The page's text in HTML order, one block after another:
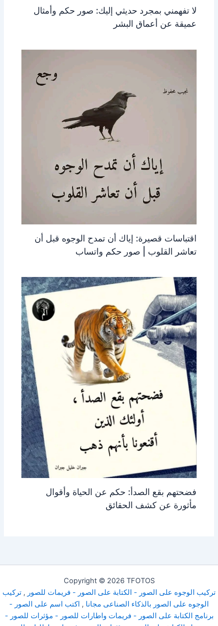
لا تفهمني بمجرد حديثي إليك: صور حكم وأمثال
عميقة عن أعماق البشر
اقتباسات قصيرة: إياك أن تمدح الوجوه قبل أن
تعاشر القلوب | صور حكم واتساب
فضحتهم بقع الصدأ: حكم عن الحياة وأقوال
مأثورة عن كشف الحقائق
Copyright © 2026 TFOTOS
تركيب الوجوه على الصور - الكتابة على الصور - فريمات للصور , تركيب
الوجوه على الصور بالذكاء الصناعى مجانا , اكتب اسم على الصور -
برنامج الكتابة على الصور - فريمات واطارات للصور - مؤثرات للصور -